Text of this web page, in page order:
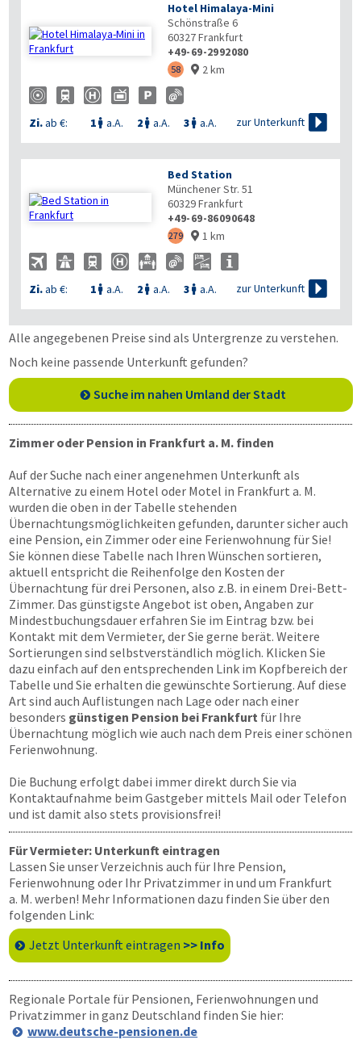
Hotel Himalaya-Mini
Schönstraße 6
60327Frankfurt
+49-69-2992080
58  2 km
Zi.ab €: 1  a.A. 2  a.A. 3  a.A. zur Unterkunft 
Bed Station
Münchener Str. 51
60329Frankfurt
+49-69-86090648
279  1 km
Zi.ab €: 1  a.A. 2  a.A. 3  a.A. zur Unterkunft 
Alle angegebenen Preise sind als Untergrenze zu verstehen.
Noch keine passende Unterkunft gefunden?
Suche im nahen Umland der Stadt
Zimmer oder Pension in Frankfurt a. M. finden
Auf der Suche nach einer angenehmen Unterkunft als
Alternative zu einem Hotel oder Motel in Frankfurt a. M.
wurden die oben in der Tabelle stehenden
Übernachtungsmöglichkeiten gefunden, darunter sicher auch
eine Pension, ein Zimmer oder eine Ferienwohnung für Sie!
Sie können diese Tabelle nach Ihren Wünschen sortieren,
aktuell entspricht die Reihenfolge den Kosten der
Übernachtung für drei Personen, also z.B. in einem Drei-Bett-
Zimmer. Das günstigste Angebot ist oben, Angaben zur
Mindestbuchungsdauer erfahren Sie im Eintrag bzw. bei
Kontakt mit dem Vermieter, der Sie gerne berät. Weitere
Sortierungen sind selbstverständlich möglich. Klicken Sie
dazu einfach auf den entsprechenden Link im Kopfbereich der
Tabelle und Sie erhalten die gewünschte Sortierung. Auf diese
Art sind auch Auflistungen nach Lage oder nach einer
besonders günstigen Pension bei Frankfurt für Ihre
Übernachtung möglich wie auch nach dem Preis einer schönen
Ferienwohnung.
Die Buchung erfolgt dabei immer direkt durch Sie via
Kontaktaufnahme beim Gastgeber mittels Mail oder Telefon
und ist damit also stets provisionsfrei!
Für Vermieter: Unterkunft eintragen
Lassen Sie unser Verzeichnis auch für Ihre Pension,
Ferienwohnung oder Ihr Privatzimmer in und um Frankfurt
a. M. werben! Mehr Informationen dazu finden Sie über den
folgenden Link:
Jetzt Unterkunft eintragen >> Info
Regionale Portale für Pensionen, Ferienwohnungen und
Privatzimmer in ganz Deutschland finden Sie hier:
www.deutsche-pensionen.de